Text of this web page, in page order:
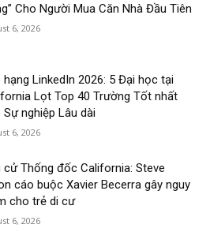
Cho Người Mua Căn Nhà Đầu Tiên
6, 2026
hạng LinkedIn 2026: 5 Đại học tại
Lọt Top 40 Trường Tốt nhất
Sự nghiệp Lâu dài
6, 2026
cử Thống đốc California: Steve
cáo buộc Xavier Becerra gây nguy
cho trẻ di cư
6, 2026